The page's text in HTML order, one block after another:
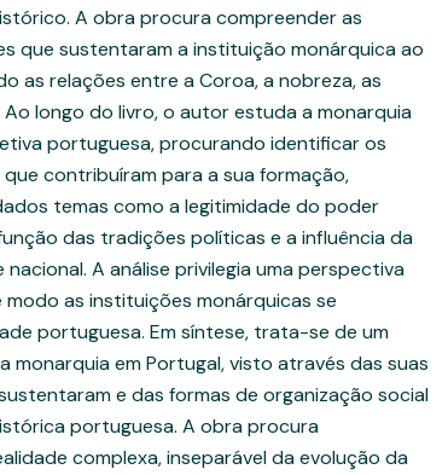
A obra procura compreender as
que sustentaram a instituição monárquica ao
as relações entre a Coroa, a nobreza, as
longo do livro, o autor estuda a monarquia
portuguesa, procurando identificar os
contribuíram para a sua formação,
temas como a legitimidade do poder
das tradições políticas e a influência da
A análise privilegia uma perspectiva
as instituições monárquicas se
portuguesa. Em síntese, trata-se de um
em Portugal, visto através das suas
e das formas de organização social
portuguesa. A obra procura
complexa, inseparável da evolução da